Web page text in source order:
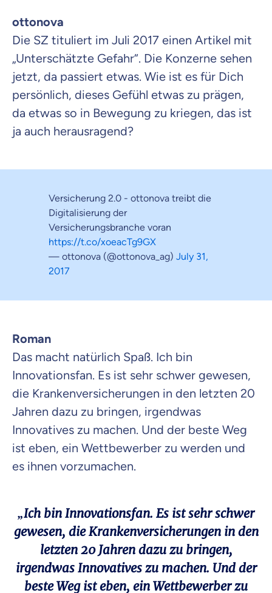
ottonova
Die SZ tituliert im Juli 2017 einen Artikel mit
„Unterschätzte Gefahr“. Die Konzerne sehen
jetzt, da passiert etwas. Wie ist es für Dich
persönlich, dieses Gefühl etwas zu prägen,
da etwas so in Bewegung zu kriegen, das ist
ja auch herausragend?
Versicherung 2.0 - ottonova treibt die
Digitalisierung der
Versicherungsbranche voran
https://t.co/xoeacTg9GX
— ottonova (@ottonova_ag) July 31,
2017
Roman
Das macht natürlich Spaß. Ich bin
Innovationsfan. Es ist sehr schwer gewesen,
die Krankenversicherungen in den letzten 20
Jahren dazu zu bringen, irgendwas
Innovatives zu machen. Und der beste Weg
ist eben, ein Wettbewerber zu werden und
es ihnen vorzumachen.
„Ich bin Innovationsfan. Es ist sehr schwer
gewesen, die Krankenversicherungen in den
letzten 20 Jahren dazu zu bringen,
irgendwas Innovatives zu machen. Und der
beste Weg ist eben, ein Wettbewerber zu